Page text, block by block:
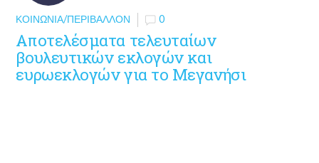
ΚΟΙΝΩΝΊΑ/ΠΕΡΙΒΆΛΛΟΝ 0
Αποτελέσματα τελευταίων
βουλευτικών εκλογών και
ευρωεκλογών για το Μεγανήσι